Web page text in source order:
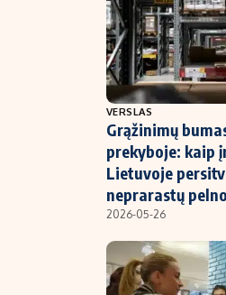
VERSLAS
Grąžinimų
prekyboje: kaip
Lietuvoje
neprarastų pelno
2026-05-26